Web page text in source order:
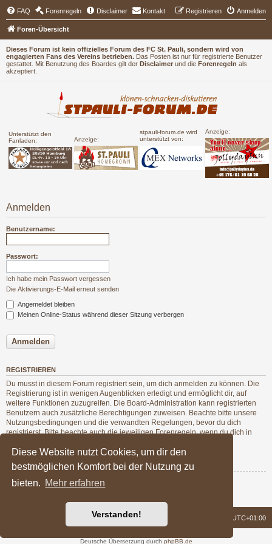
Diese Website nutzt Cookies, um dir den
bestmöglichen Komfort bei der Nutzung zu
bieten. Mehr erfahren
Verstanden!
Dieses Forum ist kein offizielles Forum des FC St. Pauli, sondern wird von
engagierten Fans des Vereins betrieben. Das Posten ist nur für registrierte Benutzer
gestattet. Mit Benutzung des Boardes gilt der Disclaimer und die Forenregeln als
akzeptiert.
Unterstützt den
Fanladen:
Anzeige:
stpauli-forum.de wird
unterstützt von:
Anzeige:
FAQ Forenregeln Disclaimer Kontakt Anmelden
Registrieren
Foren-Übersicht
Anmelden
Benutzername:
Passwort:
Ich habe mein Passwort vergessen
Die Aktivierungs-E-Mail erneut senden
Angemeldet bleiben
Meinen Online-Status während dieser Sitzung verbergen
REGISTRIEREN
Du musst in diesem Forum registriert sein, um dich anmelden zu können. Die
Registrierung ist in wenigen Augenblicken erledigt und ermöglicht dir, auf
weitere Funktionen zuzugreifen. Die Board-Administration kann registrierten
Benutzern auch zusätzliche Berechtigungen zuweisen. Beachte bitte unsere
Nutzungsbedingungen und die verwandten Regelungen, bevor du dich
registrierst. Bitte beachte auch die jeweiligen Forenregeln, wenn du dich in
Datenschutzerklärung
Registrieren
UTC+01:00
Deutsche Übersetzung durch phpBB.de